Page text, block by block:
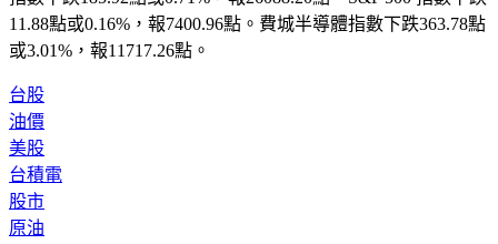
11.88點或0.16%，報7400.96點。費城半導體指數下跌363.78點
或3.01%，報11717.26點。
台股
油價
美股
台積電
股市
原油